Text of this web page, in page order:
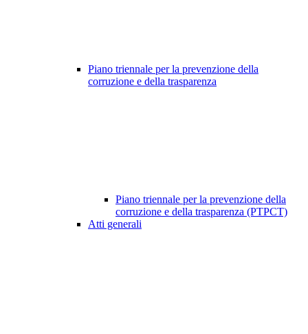
Piano triennale per la prevenzione della
corruzione e della trasparenza
Piano triennale per la prevenzione della
corruzione e della trasparenza (PTPCT)
Atti generali